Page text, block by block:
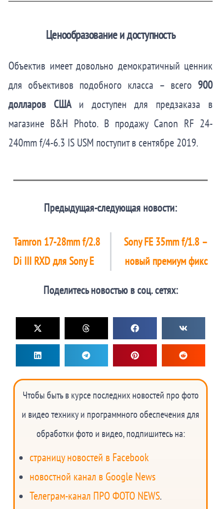
Ценообразование и доступность
Объектив имеет довольно демократичный ценник
для объективов подобного класса – всего 900
долларов СШАи доступен для предзаказа в
магазине B&H Photo. В продажу Canon RF 24-
240mm f/4-6.3 IS USM поступит в сентябре 2019.
Предыдущая-следующая новости:
Tamron 17-28mm f/2.8
Di III RXD для Sony E
Sony FE 35mm f/1.8 –
новый премиум фикс
Поделитесь новостью в соц. сетях:
Чтобы быть в курсе последних новостей про фото
и видео технику и программного обеспечения для
обработки фото и видео, подпишитесь на:
страницу новостей в Facebook
новостной канал в Google News
Телеграм-канал ПРО ФОТО NEWS.